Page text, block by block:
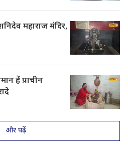
महाराज मंदिर,
हैं प्राचीन
और पढ़ें